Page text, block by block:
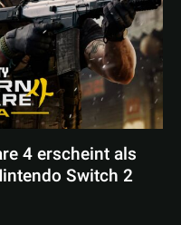
4 erscheint als
Switch 2